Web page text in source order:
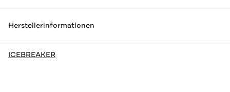
Herstellerinformationen
ICEBREAKER